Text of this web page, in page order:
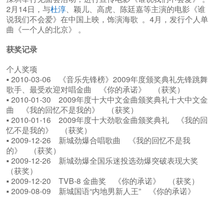
2月14日，与杜淳、颖儿、高虎、陈廷嘉等主演的电影《谁
说我们不会爱》在中国上映，饰演海歌 。4月，发行个人单
曲《一个人的北京》 。
获奖记录
个人奖项
▪ 2010-03-06 《音乐先锋榜》2009年度颁奖典礼先锋跳舞
歌手、最受欢迎对唱金曲 《你的承诺》 （获奖）
▪ 2010-01-30 2009年度十大中文金曲颁奖典礼十大中文金
曲 《我的回忆不是我的》 （获奖）
▪ 2010-01-16 2009年度十大劲歌金曲颁奖典礼 《我的回
忆不是我的》 （获奖）
▪ 2009-12-26 新城劲爆合唱歌曲 《我的回忆不是我
的》 （获奖）
▪ 2009-12-26 新城劲爆全国乐迷投选劲爆突破表现大奖
（获奖）
▪ 2009-12-20 TVB-8 金曲奖 《你的承诺》 （获奖）
▪ 2009-08-09 新城国语“内地男新人王” 《你的承诺》